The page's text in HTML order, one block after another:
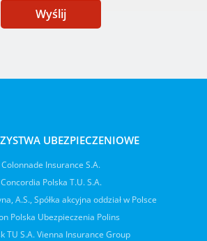
Wyślij
UBEZPIECZENIOWE
Colonnade Insurance S.A.
Concordia Polska T.U. S.A.
A.S., Spółka akcyjna oddział w Polsce
Polska Ubezpieczenia Polins
TU S.A. Vienna Insurance Group